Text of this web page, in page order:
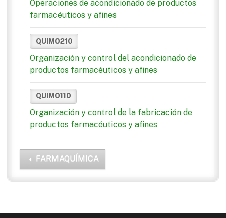
Operaciones de acondicionado de productos
farmacéuticos y afines
QUIM0210
Organización y control del acondicionado de
productos farmacéuticos y afines
QUIM0110
Organización y control de la fabricación de
productos farmacéuticos y afines
FARMAQUÍMICA